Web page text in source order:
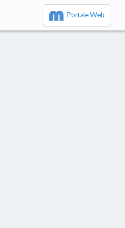
Portale Web